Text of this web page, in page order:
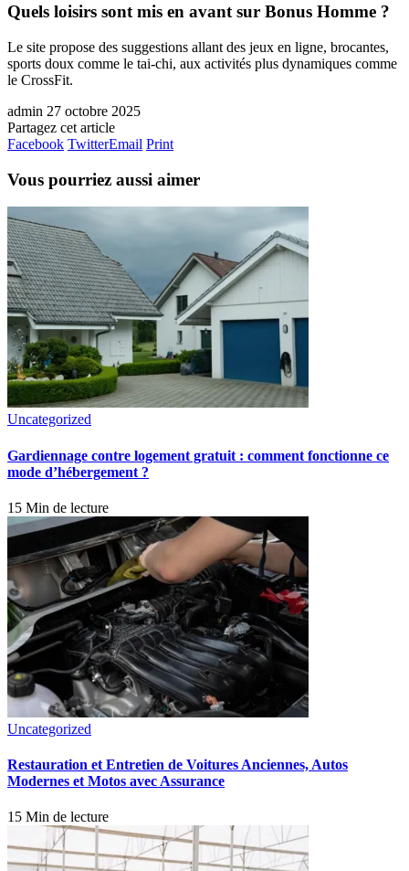
Quels loisirs sont mis en avant sur Bonus Homme ?
Le site propose des suggestions allant des jeux en ligne, brocantes,
sports doux comme le tai-chi, aux activités plus dynamiques comme
le CrossFit.
admin 27 octobre 2025
Partagez cet article
Facebook TwitterEmail Print
Vous pourriez aussi aimer
Uncategorized
Gardiennage contre logement gratuit : comment fonctionne ce
mode d’hébergement ?
15 Min de lecture
Uncategorized
Restauration et Entretien de Voitures Anciennes, Autos
Modernes et Motos avec Assurance
15 Min de lecture